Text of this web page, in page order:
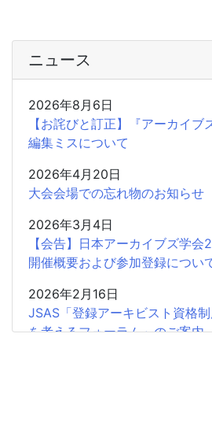
ニュース
2026年8月6日
【お詫びと訂正】『アーカイ
編集ミスについて
2026年4月20日
大会会場での忘れ物のお知らせ
2026年3月4日
【会告】日本アーカイブズ学
開催概要および参加登録につい
2026年2月16日
JSAS「登録アーキビスト資格
を考えるフォーラム」のご案内